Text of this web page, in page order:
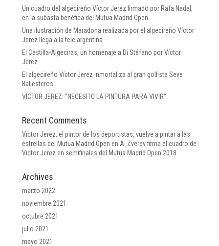
Un cuadro del algecireño Víctor Jerez firmado por Rafa Nadal,
en la subasta benéfica del Mutua Madrid Open
Una ilustración de Maradona realizada por el algecireño Víctor
Jerez llega a la tele argentina
El Castilla-Algeciras, un homenaje a Di Stéfano por Víctor
Jerez
El algecireño Víctor Jerez inmortaliza al gran golfista Seve
Ballesteros
VÍCTOR JEREZ: “NECESITO LA PINTURA PARA VIVIR”
Recent Comments
Víctor Jerez, el pintor de los deportistas, vuelve a pintar a las
estrellas del Mutua Madrid Open en A. Zverev firma el cuadro de
Victor Jerez en semifinales del Mutua Madrid Open 2018
Archives
marzo 2022
noviembre 2021
octubre 2021
julio 2021
mayo 2021